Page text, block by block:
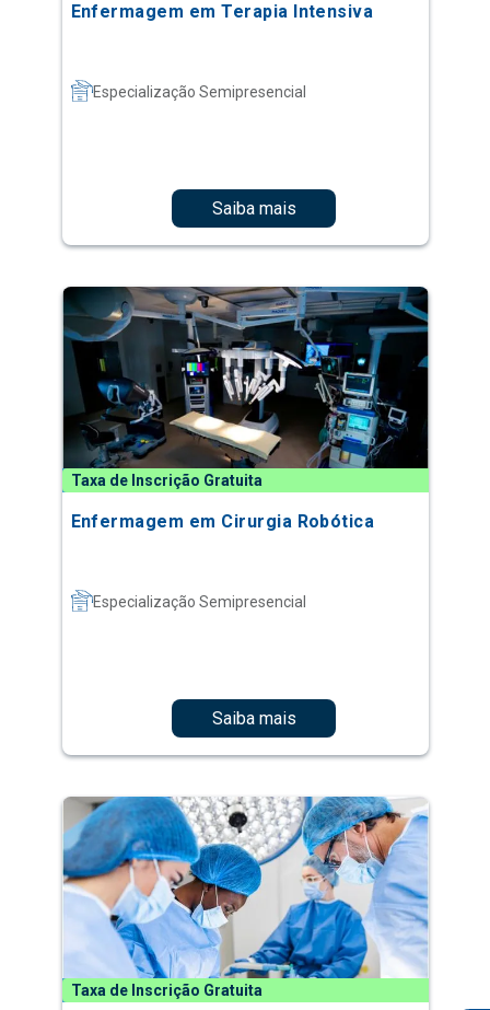
Enfermagem em Terapia Intensiva
Especialização Semipresencial
Saiba mais
Taxa de Inscrição Gratuita
Enfermagem em Cirurgia Robótica
Especialização Semipresencial
Saiba mais
Taxa de Inscrição Gratuita